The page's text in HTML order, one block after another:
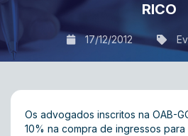
RICO
17/12/2012
Os advogados inscritos na OAB-
10% na compra de ingressos